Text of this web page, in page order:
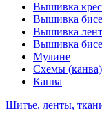
Вышивка
Вышивка
Вышивка
Вышивка
Мулине
Схемы
Канва
Шитье, ленты,